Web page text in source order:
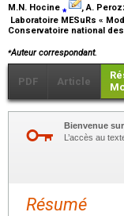
M.N. Hocine ⁎
, A.
Laboratoire MESuRs «
Conservatoire national
⁎Auteur correspondant.
PDF Article
Bienvenue
L’accès au
Résumé